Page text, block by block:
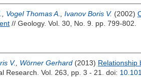
Vogel Thomas A. Ivanov Boris V. (2002)
// Geology. Vol. 30, No. 9. pp. 799-802.
V. Wörner Gerhard (2013) Relationship
Research. Vol. 263, pp. 3 - 21. doi: